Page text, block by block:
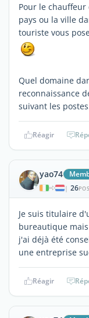
Pour le
pays ou la ville
touriste vous
Quel domaine
reconnaissance
suivant les
Réagir
yao74
| 26
Je suis titulaire
bureautique
j'ai déjà été
une entreprise
Réagir